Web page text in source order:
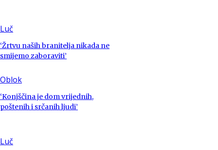
Luč
‘Žrtvu naših branitelja nikada ne
smijemo zaboraviti’
Oblok
‘Konjščina je dom vrijednih,
poštenih i srčanih ljudi’
Luč